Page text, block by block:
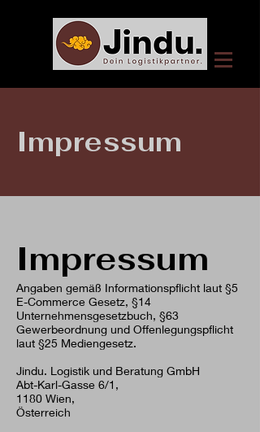
Impressum
Impressum
Angaben gemäß Informationspflicht laut §5
E-Commerce Gesetz, §14
Unternehmensgesetzbuch, §63
Gewerbeordnung und Offenlegungspflicht
laut §25 Mediengesetz.
Jindu. Logistik und Beratung GmbH
Abt-Karl-Gasse 6/1,
1180 Wien,
Österreich